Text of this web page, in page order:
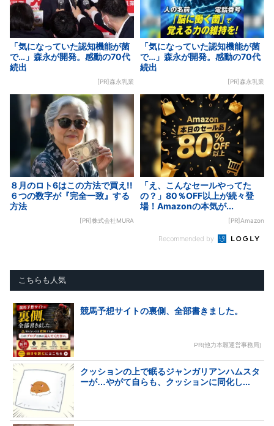
「気になっていた認知機能が菌
で…」森永が開発。感動の70代
続出
[PR]森永乳業
「気になっていた認知機能が菌
で…」森永が開発。感動の70代
続出
[PR]森永乳業
８月のロト6はこの方法で買え!!
６つの数字が『完全一致』する
方法
[PR]株式会社MURA
「え、こんなセールやってた
の？」80％OFF以上が続々登
場！Amazonの本気が...
[PR]Amazon
Recommended by
こちらも人気
競馬予想サイトの裏側、全部書きました。
PR(他力本願運営事務局)
クッションの上で眠るジャンガリアンハムスタ
ーが…やがて自らも、クッションに同化し...